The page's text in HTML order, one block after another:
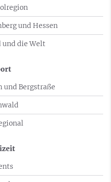
und Hessen
und die Welt
und Bergstraße